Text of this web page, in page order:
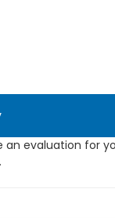
evaluation for